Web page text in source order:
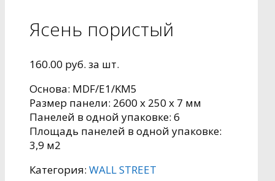
Ясень пористый
160.00 руб. за шт.
Основа: MDF/Е1/KM5
Pазмер панели: 2600 x 250 x 7 мм
Панелей в одной упаковке: 6
Площадь панелей в одной упаковке:
3,9 м2
Категория: WALL STREET